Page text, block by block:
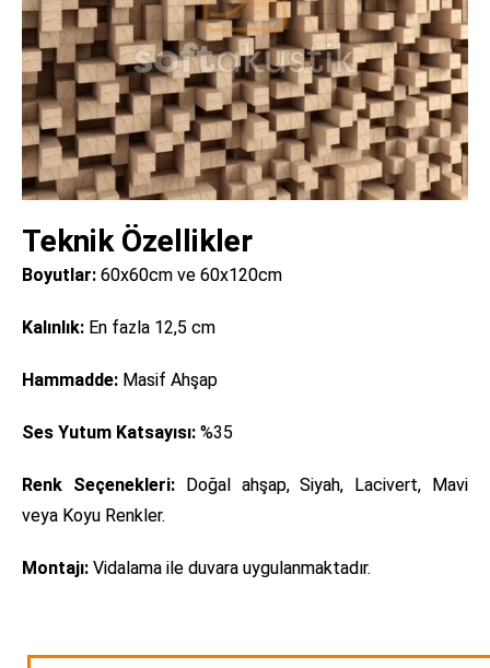
Teknik Özellikler
Boyutlar: 60x60cm ve 60x120cm
Kalınlık: En fazla 12,5 cm
Hammadde: Masif Ahşap
Ses Yutum Katsayısı: %35
Renk Seçenekleri: Doğal ahşap, Siyah, Lacivert, Mavi
veya Koyu Renkler.
Montajı: Vidalama ile duvara uygulanmaktadır.